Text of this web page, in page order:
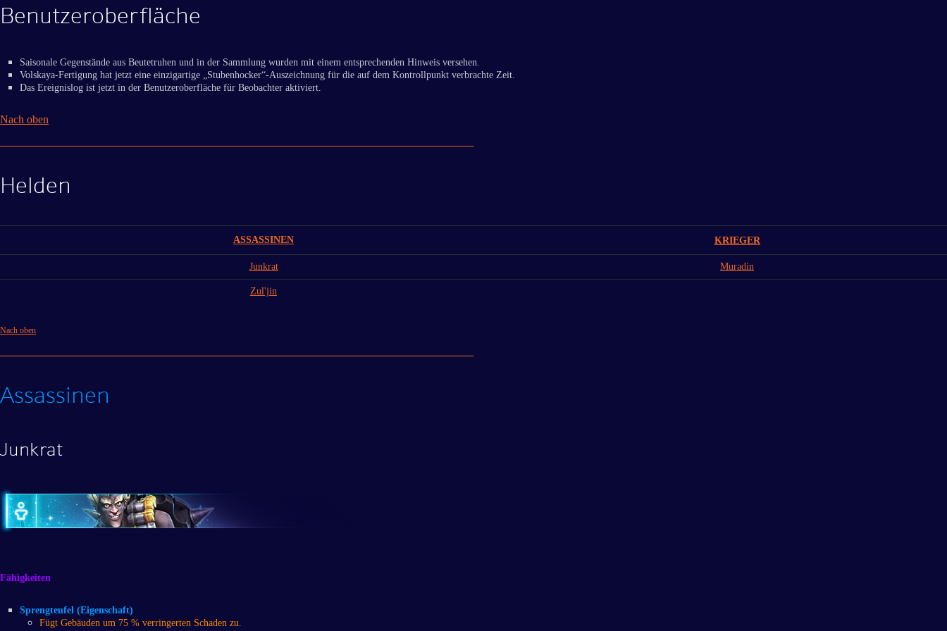
Benutzeroberfläche
Saisonale Gegenstände aus Beutetruhen und in der Sammlung wurden mit einem entsprechenden Hinweis versehen.
Volskaya-Fertigung hat jetzt eine einzigartige „Stubenhocker“-Auszeichnung für die auf dem Kontrollpunkt verbrachte Zeit.
Das Ereignislog ist jetzt in der Benutzeroberfläche für Beobachter aktiviert.
Nach oben
Helden
ASSASSINEN KRIEGER
Junkrat Muradin
Zul'jin
Nach oben
Assassinen
Junkrat
Fähigkeiten
Sprengteufel (Eigenschaft)
Fügt Gebäuden um 75 % verringerten Schaden zu.